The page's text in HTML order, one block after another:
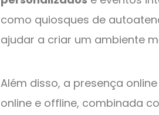
como quiosques de
ajudar a criar um ambiente
Além disso, a presença
online e offline, combinada